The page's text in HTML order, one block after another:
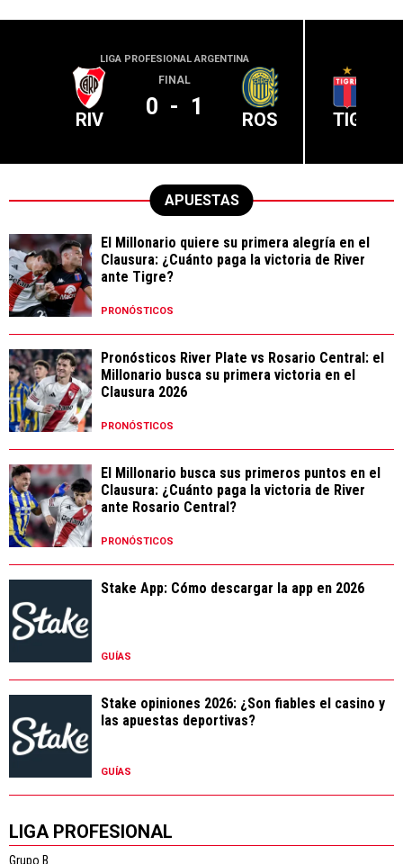
LIGA PROFESIONAL ARGENTINA
RIV
FINAL
0 - 1 ROS TIG
APUESTAS
El Millonario quiere su primera alegría en el
Clausura: ¿Cuánto paga la victoria de River
ante Tigre?
PRONÓSTICOS
Pronósticos River Plate vs Rosario Central: el
Millonario busca su primera victoria en el
Clausura 2026
PRONÓSTICOS
El Millonario busca sus primeros puntos en el
Clausura: ¿Cuánto paga la victoria de River
ante Rosario Central?
PRONÓSTICOS
Stake App: Cómo descargar la app en 2026
GUÍAS
Stake opiniones 2026: ¿Son fiables el casino y
las apuestas deportivas?
GUÍAS
LIGA PROFESIONAL